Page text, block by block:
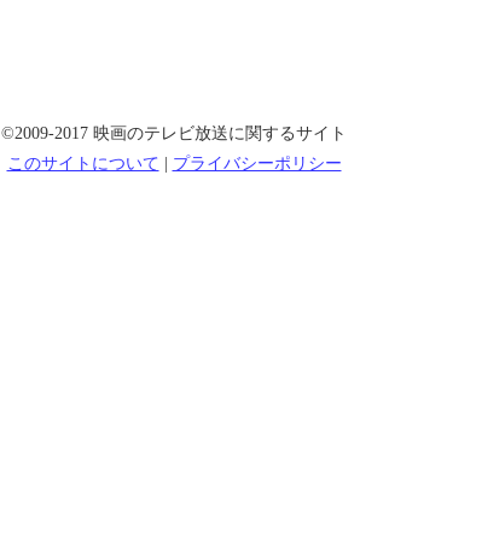
©2009-2017 映画のテレビ放送に関するサイト
このサイトについて
プライバシーポリシー